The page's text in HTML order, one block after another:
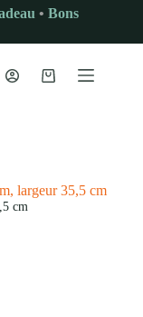
• Bons
Panier
largeur 35,5 cm
cm